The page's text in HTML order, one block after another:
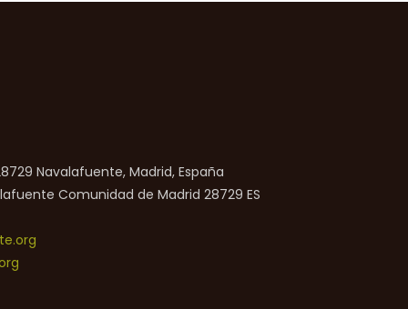
Navalafuente, Madrid, España
Comunidad de Madrid 28729 ES